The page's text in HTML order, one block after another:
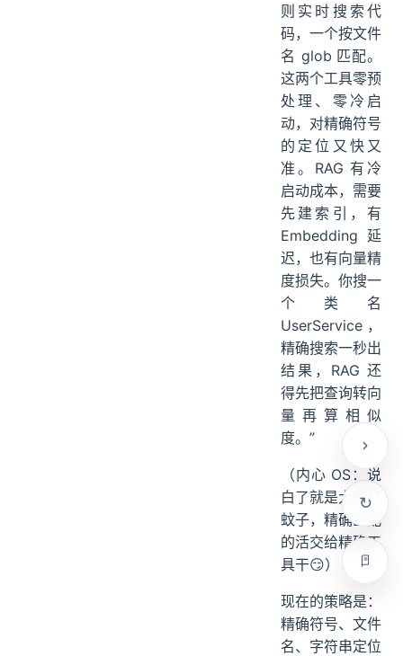
则实时搜索代
码，一个按文件
名 glob 匹配。
这两个工具零预
处理、零冷启
动，对精确符号
的定位又快又
准。RAG 有冷
启动成本，需要
先建索引，有
Embedding 延
迟，也有向量精
度损失。你搜一
个类名
UserService，
精确搜索一秒出
结果，RAG 还
得先把查询转向
量再算相似
度。”
（内心 OS：说
白了就是大炮打
蚊子，精确匹配
的活交给精确工
具干😏）
现在的策略是：
精确符号、文件
名、字符串定位